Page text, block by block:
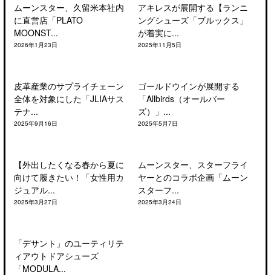
ムーンスター、久留米本社内
に直営店「PLATO
MOONST...
2026年1月23日
アキレスが展開する【ランニ
ングシューズ「ブルックス」
が着実に...
2025年11月5日
皮革産業のサプライチェーン
全体を対象にした「JLIAサス
テナ...
2025年9月16日
ゴールドウインが展開する
「Allbirds（オールバー
ズ）」...
2025年5月7日
【外出したくなる春から夏に
向けて履きたい！「女性用カ
ジュアル...
2025年3月27日
ムーンスター、スターフライ
ヤーとのコラボ企画「ムーン
スターフ...
2025年3月24日
「デサント」のユーティリテ
ィアウトドアシューズ
「MODULA...